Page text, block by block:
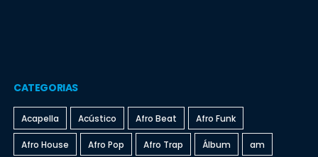
CATEGORIAS
Acapella Acústico Afro Beat Afro Funk
Afro House Afro Pop Afro Trap Álbum am